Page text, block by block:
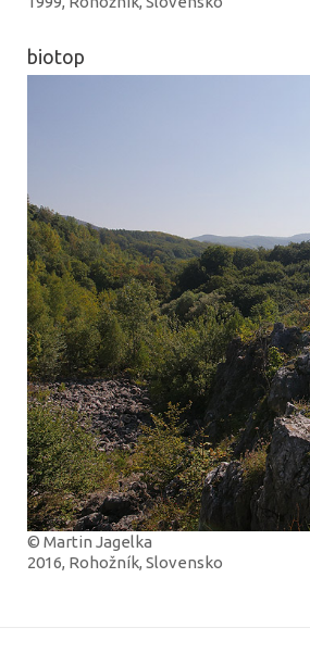
biotop
© Martin Jagelka
2016, Rohožník, Slovensko